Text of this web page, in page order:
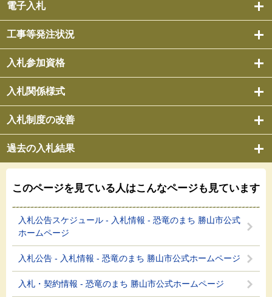
電子入札
工事等発注状況
入札参加資格
入札関係様式
入札制度の改善
過去の入札結果
このページを見ている人はこんなページも見ています
入札公告スケジュール - 入札情報 - 恐竜のまち 勝山市公式
ホームページ
入札公告 - 入札情報 - 恐竜のまち 勝山市公式ホームページ
入札・契約情報 - 恐竜のまち 勝山市公式ホームページ